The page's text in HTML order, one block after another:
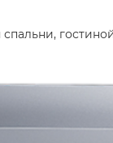
спальни,